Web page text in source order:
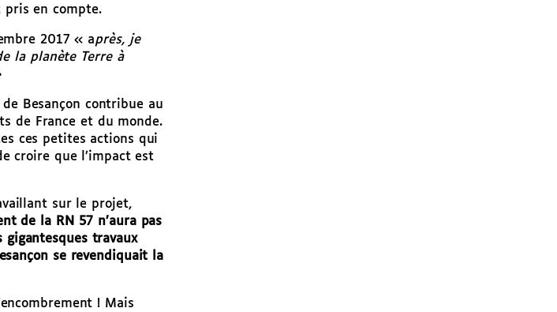
pris en compte.
2017 « après, je
la planète Terre à
Besançon contribue au
de France et du monde.
ces petites actions qui
croire que l’impact est
sur le projet,
de la RN 57 n’aura pas
gigantesques travaux
se revendiquait la
! Mais